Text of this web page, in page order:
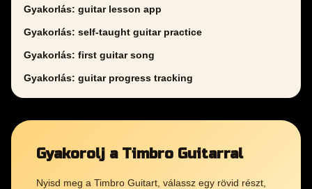
Gyakorlás: guitar lesson app
Gyakorlás: self-taught guitar practice
Gyakorlás: first guitar song
Gyakorlás: guitar progress tracking
Gyakorolj a Timbro Guitarral
Nyisd meg a Timbro Guitart, válassz egy rövid részt,